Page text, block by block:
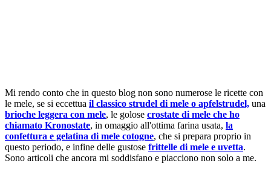
Mi rendo conto che in questo blog non sono numerose le ricette con
le mele, se si eccettua il classico strudel di mele o apfelstrudel, una
brioche leggera con mele, le golose crostate di mele che ho
chiamato Kronostate, in omaggio all'ottima farina usata, la
confettura e gelatina di mele cotogne, che si prepara proprio in
questo periodo, e infine delle gustose frittelle di mele e uvetta.
Sono articoli che ancora mi soddisfano e piacciono non solo a me.